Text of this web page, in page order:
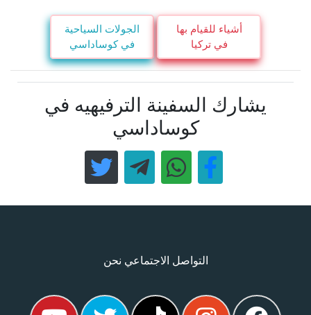
أشياء للقيام بها
في تركيا
الجولات السياحية
في كوساداسي
يشارك السفينة الترفيهيه في
كوساداسي
التواصل الاجتماعي نحن